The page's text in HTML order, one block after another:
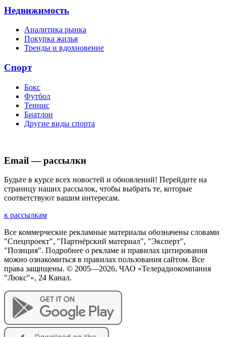
Недвижимость
Аналитика рынка
Покупка жилья
Тренды и вдохновение
Спорт
Бокс
Футбол
Теннис
Биатлон
Другие виды спорта
Email — рассылки
Будьте в курсе всех новостей и обновлений! Перейдите на
страницу наших рассылок, чтобы выбрать те, которые
соответствуют вашим интересам.
к рассылкам
Все коммерческие рекламные материалы обозначены словами
"Спецпроект", "Партнёрский материал", "Эксперт",
"Позиция". Подробнее о рекламе и правилах цитирования
можно ознакомиться в правилах пользования сайтом. Все
права защищены. © 2005—2026, ЧАО «Телерадиокомпания
"Люкс"», 24 Канал.